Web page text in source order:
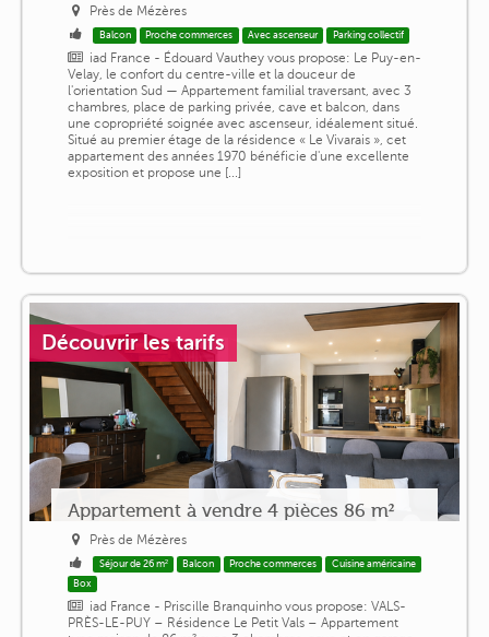
Près de Mézères
Balcon Proche commerces Avec ascenseur Parking collectif
iad France - Édouard Vauthey vous propose: Le Puy-en-
Velay, le confort du centre-ville et la douceur de
l'orientation Sud — Appartement familial traversant, avec 3
chambres, place de parking privée, cave et balcon, dans
une copropriété soignée avec ascenseur, idéalement situé.
Situé au premier étage de la résidence « Le Vivarais », cet
appartement des années 1970 bénéficie d'une excellente
exposition et propose une [...]
Découvrir les tarifs
Appartement à vendre 4 pièces 86 m²
Près de Mézères
Séjour de 26 m² Balcon Proche commerces
Cuisine américaine
Box
iad France - Priscille Branquinho vous propose: VALS-
PRÈS-LE-PUY – Résidence Le Petit Vals – Appartement